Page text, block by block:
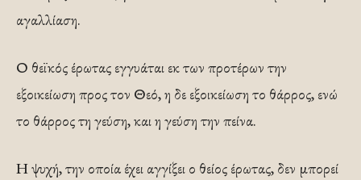
αγαλλίαση.
Ο θεϊκός έρωτας εγγυάται εκ των προτέρων την
εξοικείωση προς τον Θεό, η δε εξοικείωση το θάρρος, ενώ
το θάρρος τη γεύση, και η γεύση την πείνα.
Η ψυχή, την οποία έχει αγγίξει ο θείος έρωτας, δεν μπορεί